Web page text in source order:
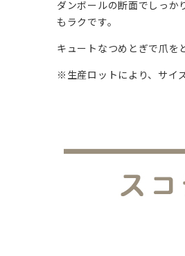
ダンボールの断面でしっか
もラクです。
キュートなつめとぎで爪を
※生産ロットにより、サイ